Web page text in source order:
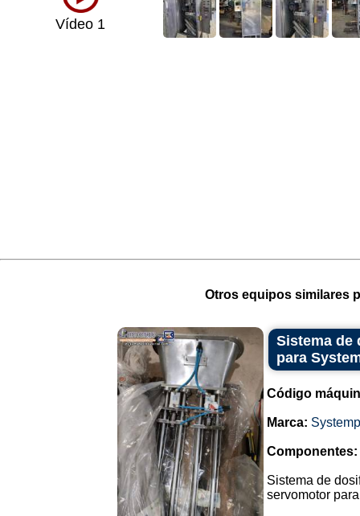
Vídeo 1
Otros equipos similares
Sistema de
para
Código
Marca:
Componentes:
Sistema de
servomotor